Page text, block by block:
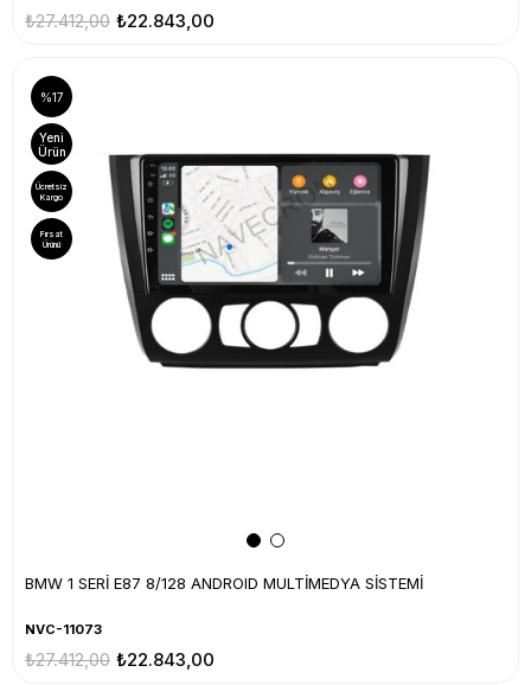
₺22.843,00
₺27.412,00
BMW 1 SERİ E87 8/128 ANDROID MULTİMEDYA SİSTEMİ
NVC-11073
₺22.843,00
₺27.412,00
%17
Yeni
Ürün
Ücretsiz
Kargo
Fırsat
Ürünü